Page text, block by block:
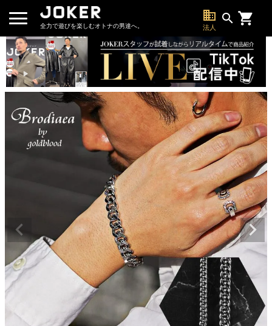
全力で遊びを楽しむオトナの男達へ。
business
法人
search